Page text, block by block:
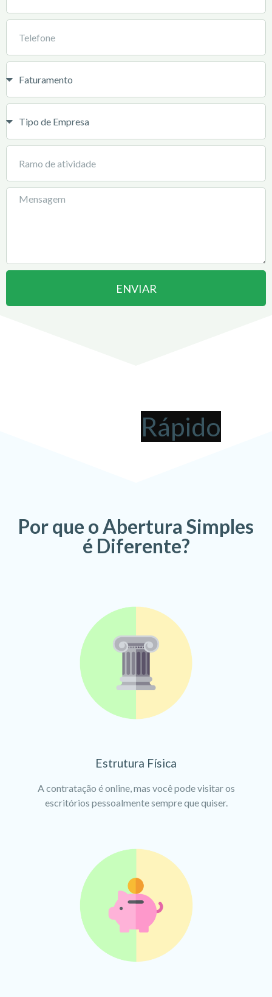
ENVIAR
pode ser !
Por que o Abertura Simples
é Diferente?
Estrutura Física
A contratação é online, mas você pode visitar os
escritórios pessoalmente sempre que quiser.